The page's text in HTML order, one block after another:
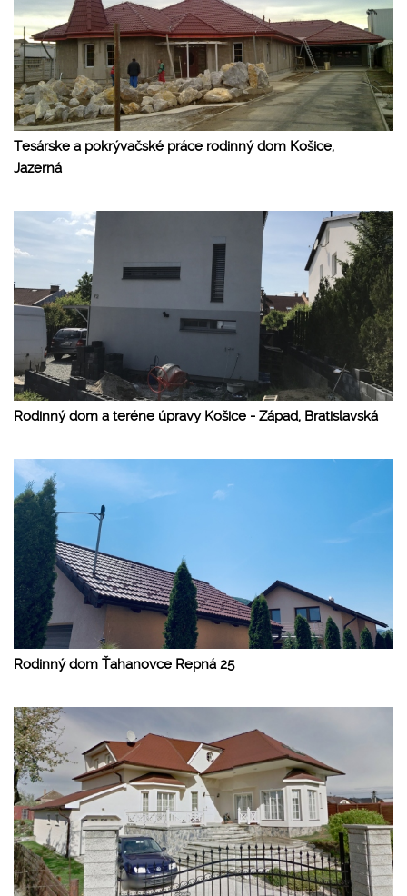
Tesárske a pokrývačské práce rodinný dom Košice,
Jazerná
Rodinný dom a teréne úpravy Košice - Západ, Bratislavská
Rodinný dom Ťahanovce Repná 25